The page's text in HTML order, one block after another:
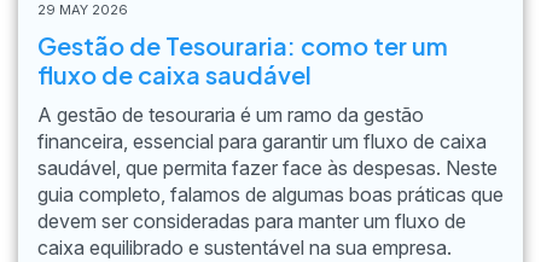
29 MAY 2026
Gestão de Tesouraria: como ter um
fluxo de caixa saudável
A gestão de tesouraria é um ramo da gestão
financeira, essencial para garantir um fluxo de caixa
saudável, que permita fazer face às despesas. Neste
guia completo, falamos de algumas boas práticas que
devem ser consideradas para manter um fluxo de
caixa equilibrado e sustentável na sua empresa.